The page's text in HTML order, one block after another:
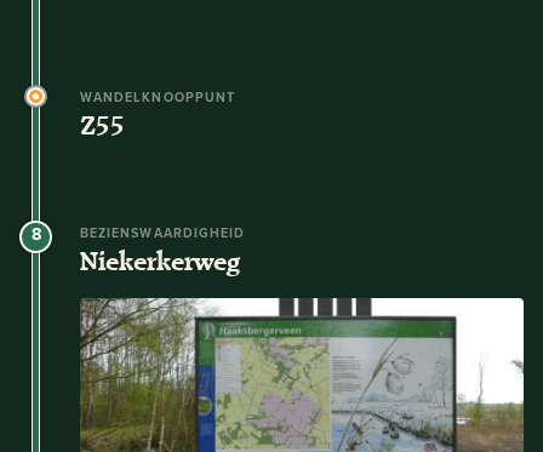
WANDELKNOOPPUNT
Z55
8 BEZIENSWAARDIGHEID
Niekerkerweg